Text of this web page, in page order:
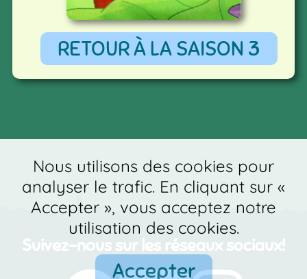
RETOUR À LA SAISON 3
Suivez-nous sur les réseaux sociaux!
Nous utilisons des cookies pour
analyser le trafic. En cliquant sur «
Accepter », vous acceptez notre
utilisation des cookies.
Accepter